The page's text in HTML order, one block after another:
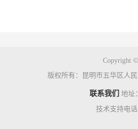
Copyright
版权所有：昆明市五华区人
联系我们 地址
技术支持电